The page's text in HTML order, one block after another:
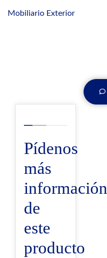
Mobiliario Exterior
Pídenos
más
información
de
este
producto